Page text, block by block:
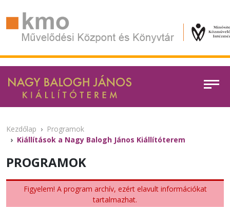
Kezdőlap
Programok
Kiállítások a Nagy Balogh János Kiállítóterem
PROGRAMOK
Figyelem! A program archív, ezért elavult információkat
tartalmazhat.